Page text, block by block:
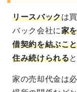
リースバックは
バック会社に家
借契約を結ぶこ
住み続けられる
家の売却代金は